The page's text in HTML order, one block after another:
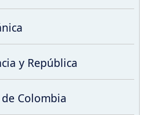
y República
Colombia